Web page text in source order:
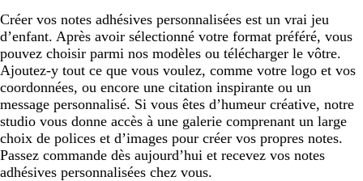
Créer vos notes adhésives personnalisées est un vrai jeu
d’enfant. Après avoir sélectionné votre format préféré, vous
pouvez choisir parmi nos modèles ou télécharger le vôtre.
Ajoutez-y tout ce que vous voulez, comme votre logo et vos
coordonnées, ou encore une citation inspirante ou un
message personnalisé. Si vous êtes d’humeur créative, notre
studio vous donne accès à une galerie comprenant un large
choix de polices et d’images pour créer vos propres notes.
Passez commande dès aujourd’hui et recevez vos notes
adhésives personnalisées chez vous.